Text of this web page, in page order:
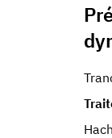
Préparation